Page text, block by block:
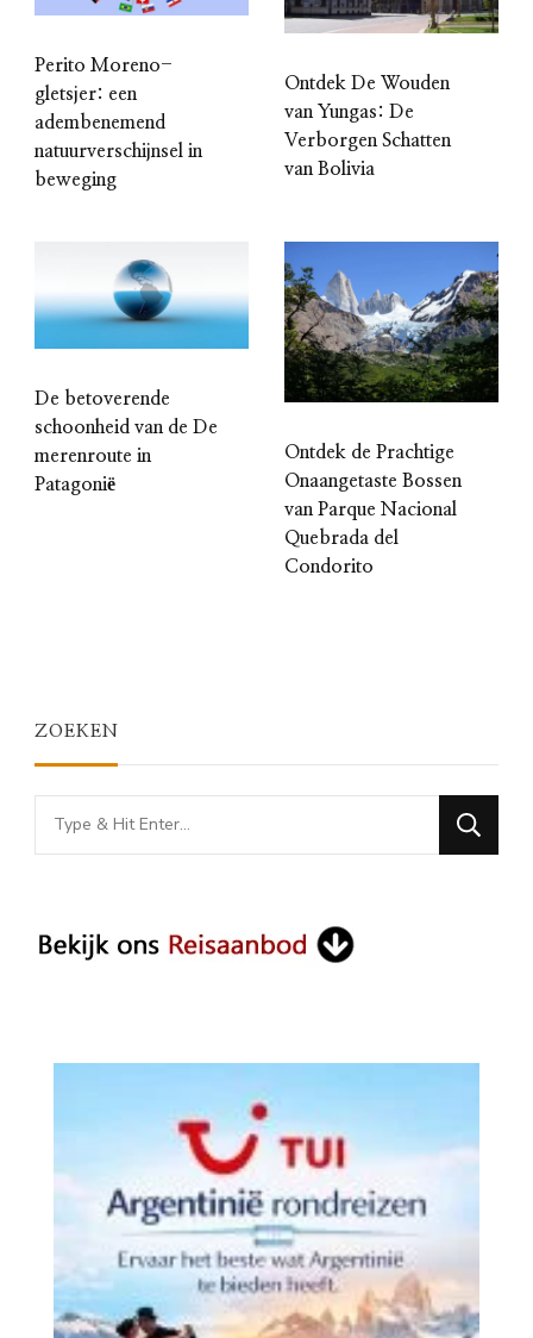
Perito Moreno-
gletsjer: een
adembenemend
natuurverschijnsel in
beweging
Ontdek De Wouden
van Yungas: De
Verborgen Schatten
van Bolivia
De betoverende
schoonheid van de De
merenroute in
Patagonië
Ontdek de Prachtige
Onaangetaste Bossen
van Parque Nacional
Quebrada del
Condorito
ZOEKEN
Looking
for